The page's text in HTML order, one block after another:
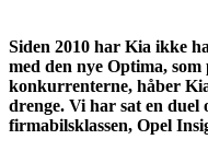
Siden 2010 har Kia ikke
med den nye Optima,
konkurrenterne, håber
drenge. Vi har sat en duel
firmabilsklassen, Opel